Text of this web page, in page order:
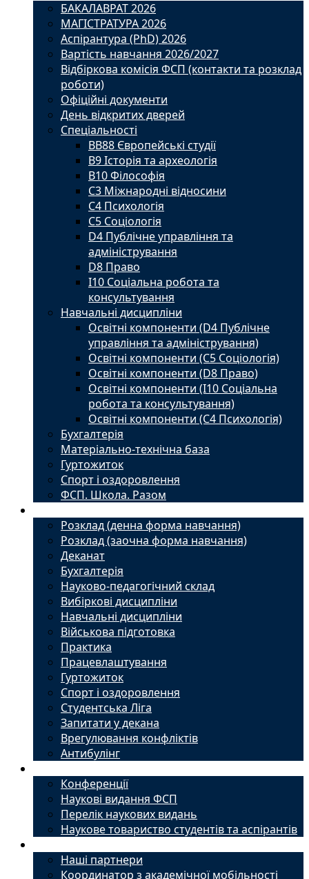
БАКАЛАВРАТ 2026
МАГІСТРАТУРА 2026
Аспірантура (PhD) 2026
Вартість навчання 2026/2027
Відбіркова комісія ФСП (контакти та розклад
роботи)
Офіційні документи
День відкритих дверей
Спеціальності
BВ88 Європейські студії
B9 Історія та археологія
B10 Філософія
C3 Міжнародні відносини
C4 Психологія
С5 Соціологія
D4 Публічне управління та
адміністрування
D8 Право
I10 Соціальна робота та
консультування
Навчальні дисципліни
Освітні компоненти (D4 Публічне
управління та адміністрування)
Освітні компоненти (С5 Соціологія)
Освітні компоненти (D8 Право)
Освітні компоненти (I10 Соціальна
робота та консультування)
Освітні компоненти (С4 Психологія)
Бухгалтерія
Матеріально-технічна база
Гуртожиток
Спорт і оздоровлення
ФСП. Школа. Разом
Розклад (денна форма навчання)
Розклад (заочна форма навчання)
Деканат
Бухгалтерія
Науково-педагогічний склад
Вибіркові дисципліни
Навчальні дисципліни
Військова підготовка
Практика
Працевлаштування
Гуртожиток
Спорт і оздоровлення
Студентська Ліга
Запитати у декана
Врегулювання конфліктів
Антибулінг
Конференції
Наукові видання ФСП
Перелік наукових видань
Наукове товариство студентів та аспірантів
Наші партнери
Координатор з академічної мобільності